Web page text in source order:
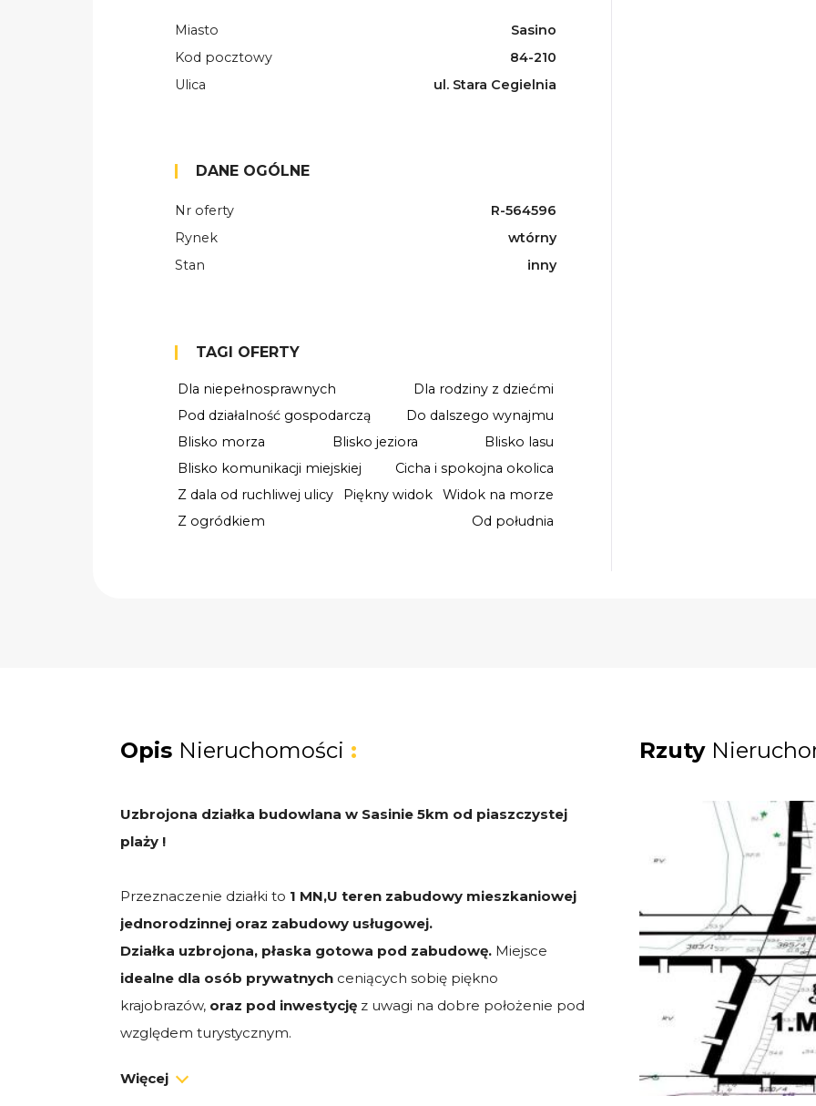
Miasto
Sasino
Kod pocztowy
84-210
Ulica
ul. Stara Cegielnia
DANE OGÓLNE
Nr oferty
R-564596
Rynek
wtórny
Stan
inny
TAGI OFERTY
Dla niepełnosprawnych
Dla rodziny z dziećmi
Pod działalność gospodarczą
Do dalszego wynajmu
Blisko morza
Blisko jeziora
Blisko lasu
Blisko komunikacji miejskiej
Cicha i spokojna okolica
Z dala od ruchliwej ulicy
Piękny widok
Widok na morze
Z ogródkiem
Od południa
Opis Nieruchomości :
Uzbrojona działka budowlana w Sasinie 5km od piaszczystej
plaży !
Przeznaczenie działki to 1 MN,U teren zabudowy mieszkaniowej
jednorodzinnej oraz zabudowy usługowej.
Działka uzbrojona, płaska gotowa pod zabudowę. Miejsce
idealne dla osób prywatnych ceniących sobię piękno
krajobrazów, oraz pod inwestycję z uwagi na dobre położenie pod
względem turystycznym.
Na sprzedaż działki na tej samej ulicy
Więcej
Rzuty